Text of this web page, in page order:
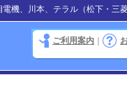
機、川本、テラル（松下・三
ご利用案内 ｜